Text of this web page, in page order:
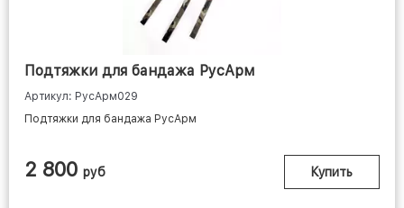
Подтяжки для бандажа РусАрм
Артикул: РусАрм029
Подтяжки для бандажа РусАрм
2 800 руб Купить